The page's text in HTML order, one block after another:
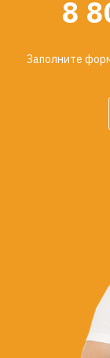
8
Заполните